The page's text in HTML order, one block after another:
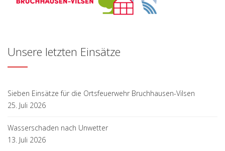
Unsere letzten Einsätze
Sieben Einsätze für die Ortsfeuerwehr Bruchhausen-Vilsen
25. Juli 2026
Wasserschaden nach Unwetter
13. Juli 2026